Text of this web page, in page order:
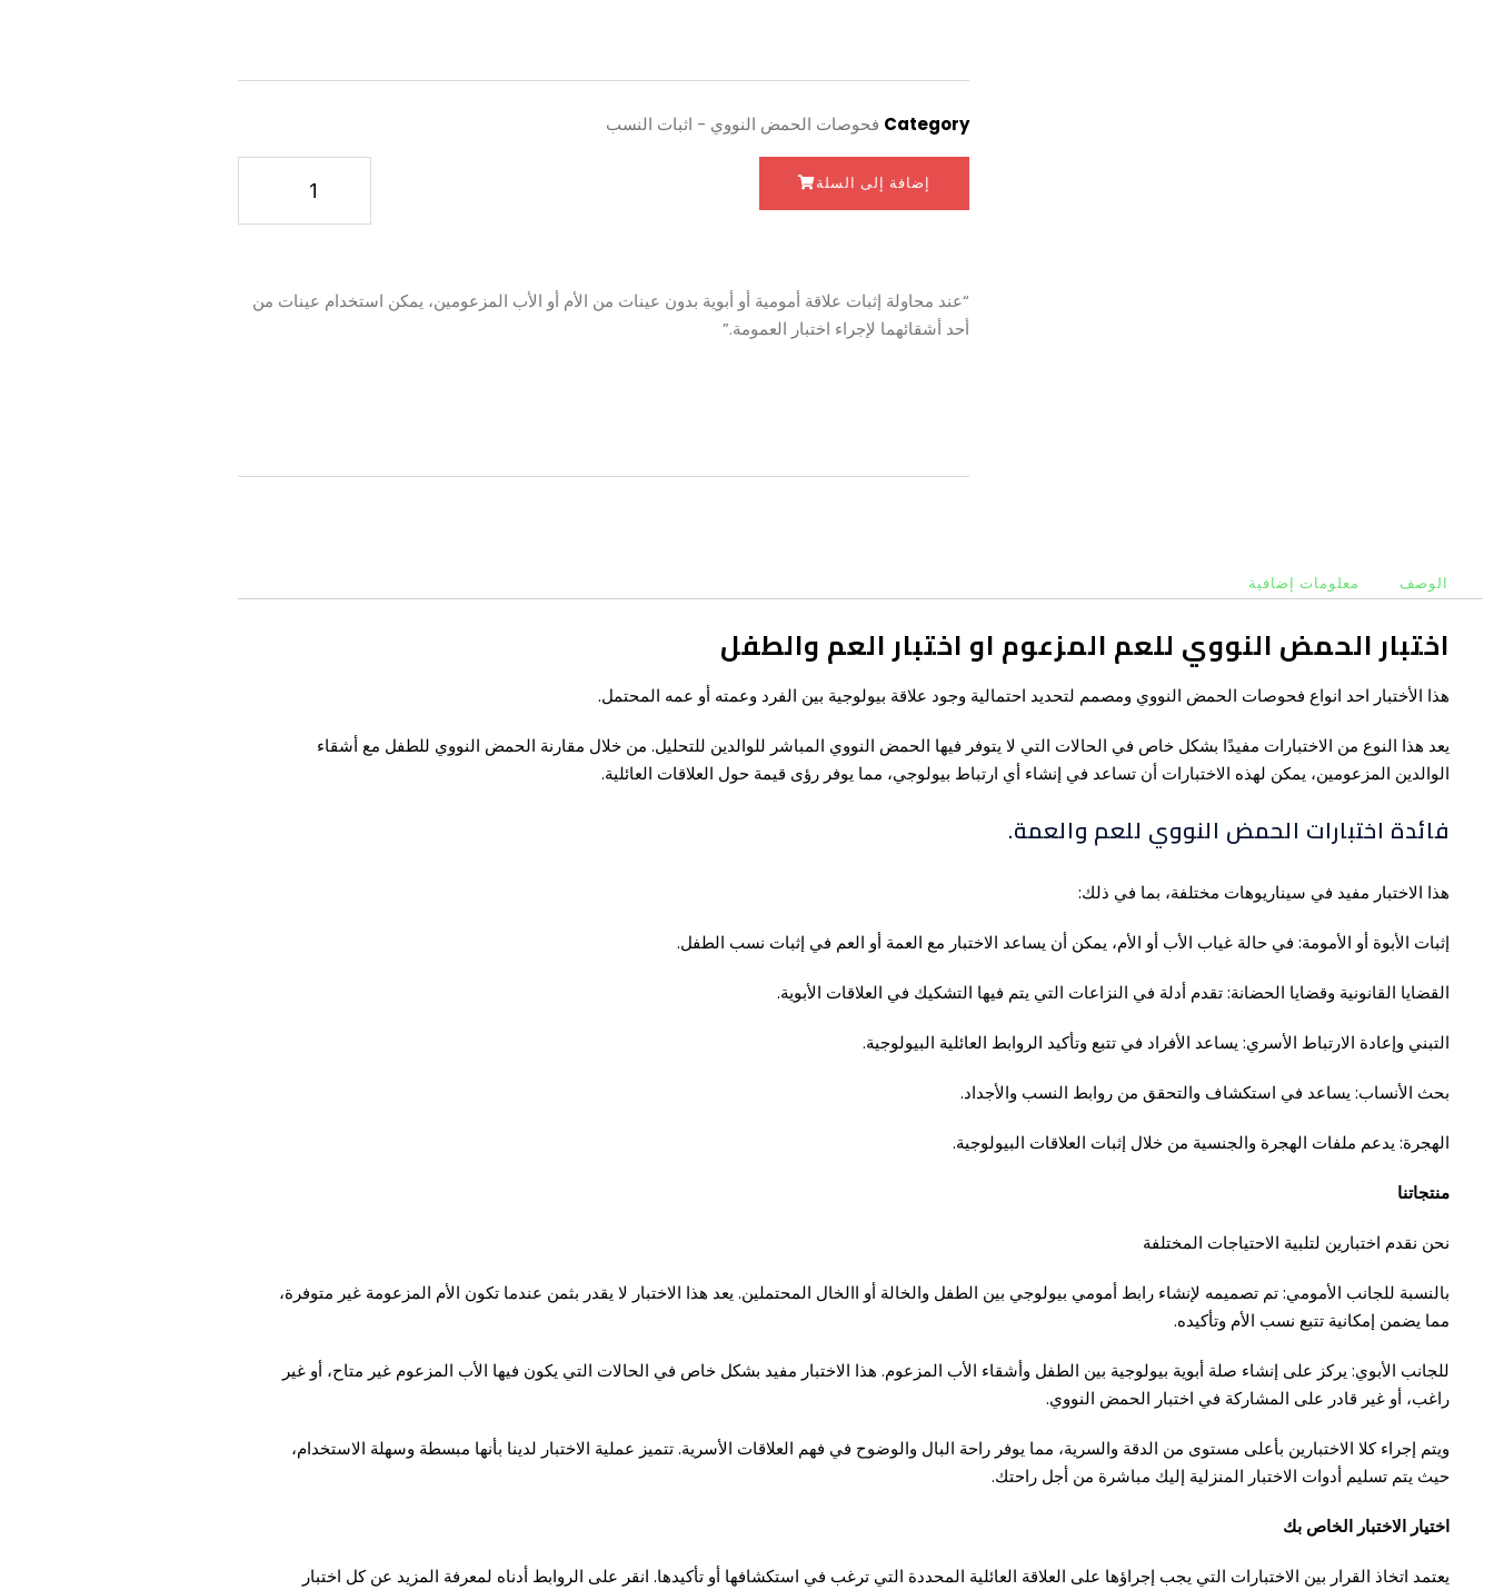
Category فحوصات الحمض النووي - اثبات النسب
إضافة إلى السلة
“عند محاولة إثبات علاقة أمومية أو أبوية بدون عينات من الأم أو الأب المزعومين، يمكن استخدام عينات من
أحد أشقائهما لإجراء اختبار العمومة.”
الوصف معلومات إضافية
اختبار الحمض النووي للعم المزعوم او اختبار العم والطفل
هذا الأختبار احد انواع فحوصات الحمض النووي ومصمم لتحديد احتمالية وجود علاقة بيولوجية بين الفرد وعمته أو عمه المحتمل.
يعد هذا النوع من الاختبارات مفيدًا بشكل خاص في الحالات التي لا يتوفر فيها الحمض النووي المباشر للوالدين للتحليل. من خلال مقارنة الحمض النووي للطفل مع أشقاء
الوالدين المزعومين، يمكن لهذه الاختبارات أن تساعد في إنشاء أي ارتباط بيولوجي، مما يوفر رؤى قيمة حول العلاقات العائلية.
فائدة اختبارات الحمض النووي للعم والعمة.
هذا الاختبار مفيد في سيناريوهات مختلفة، بما في ذلك:
إثبات الأبوة أو الأمومة: في حالة غياب الأب أو الأم، يمكن أن يساعد الاختبار مع العمة أو العم في إثبات نسب الطفل.
القضايا القانونية وقضايا الحضانة: تقدم أدلة في النزاعات التي يتم فيها التشكيك في العلاقات الأبوية.
التبني وإعادة الارتباط الأسري: يساعد الأفراد في تتبع وتأكيد الروابط العائلية البيولوجية.
بحث الأنساب: يساعد في استكشاف والتحقق من روابط النسب والأجداد.
الهجرة: يدعم ملفات الهجرة والجنسية من خلال إثبات العلاقات البيولوجية.
منتجاتنا
نحن نقدم اختبارين لتلبية الاحتياجات المختلفة
بالنسبة للجانب الأمومي: تم تصميمه لإنشاء رابط أمومي بيولوجي بين الطفل والخالة أو االخال المحتملين. يعد هذا الاختبار لا يقدر بثمن عندما تكون الأم المزعومة غير متوفرة،
مما يضمن إمكانية تتبع نسب الأم وتأكيده.
للجانب الأبوي: يركز على إنشاء صلة أبوية بيولوجية بين الطفل وأشقاء الأب المزعوم. هذا الاختبار مفيد بشكل خاص في الحالات التي يكون فيها الأب المزعوم غير متاح، أو غير
راغب، أو غير قادر على المشاركة في اختبار الحمض النووي.
ويتم إجراء كلا الاختبارين بأعلى مستوى من الدقة والسرية، مما يوفر راحة البال والوضوح في فهم العلاقات الأسرية. تتميز عملية الاختبار لدينا بأنها مبسطة وسهلة الاستخدام،
حيث يتم تسليم أدوات الاختبار المنزلية إليك مباشرة من أجل راحتك.
اختيار الاختبار الخاص بك
يعتمد اتخاذ القرار بين الاختبارات التي يجب إجراؤها على العلاقة العائلية المحددة التي ترغب في استكشافها أو تأكيدها. انقر على الروابط أدناه لمعرفة المزيد عن كل اختبار